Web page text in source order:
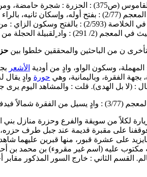
خياره، والنِبقة المرة أو مرارتها.
: موضع تلقاء سويقة، وهو مال لآل
عبد الله بن الحسين الأسلميون، وبه المليحه، وبأسفلها العين التي تدعي سويقة.
حرب، يسيل من جبل الفقارة شمالاً شرقياً، فاذا اجتمع بالثاجة سمي
ن من الباحثين والمحققين خلطوا بين
المهملة، وسكون الواو، وادٍ من أودية الأشعر
بجهة الفقرة، وباليمانية، وهي حورة وادٍ يقال
: (لا بل الهدى). قلت : والمشاهد اليوم
حويرة فيجمعان (حورات)، والفقرة هي : الأشعر.
لكلاً من سويقة والفرع وحزرة منازل
لسنة 1429هـ،.فوقفنا على مقبرة قديمة عند
على عشرة قبور، منها قبرين عليهما
مكتوب عليه (اسم غير مقروء) بن محمد بن
القسم الثاني : خارج السور المذكور